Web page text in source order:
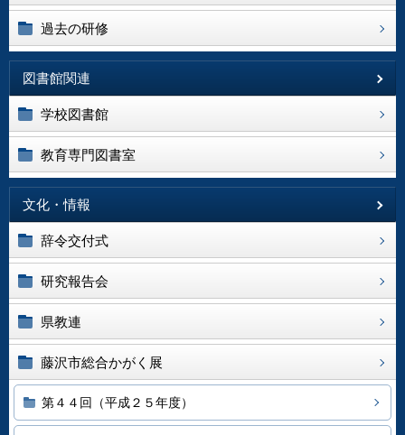
過去の研修
図書館関連
学校図書館
教育専門図書室
文化・情報
辞令交付式
研究報告会
県教連
藤沢市総合かがく展
第４４回（平成２５年度）